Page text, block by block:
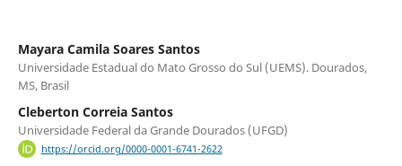
Mayara Camila Soares Santos
Universidade Estadual do Mato Grosso do Sul (UEMS). Dourados,
MS, Brasil
Cleberton Correia Santos
Universidade Federal da Grande Dourados (UFGD)
https://orcid.org/0000-0001-6741-2622